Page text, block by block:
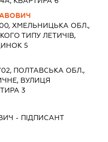
ХМЕЛЬНИЦЬКА ОБЛ.,
ТИПУ ЛЕТИЧІВ,
5
ПОЛТАВСЬКА ОБЛ.,
ВУЛИЦЯ
3
- ПІДПИСАНТ